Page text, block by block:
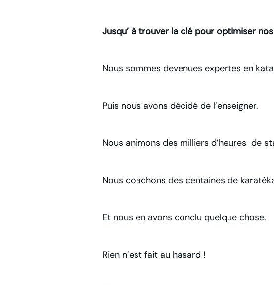
Jusqu’ à trouver la clé pour optimiser
Nous sommes devenues expertes en
Puis nous avons décidé de l’enseigner.
Nous animons des milliers d’heures de
Nous coachons des centaines de
Et nous en avons conclu quelque chose.
Rien n’est fait au hasard !